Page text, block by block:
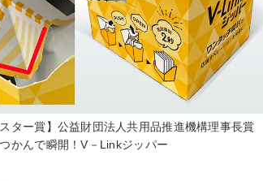
スター賞】公益財団法人共用品推進機構理事長賞
かんで瞬開！V－Linkジッパー